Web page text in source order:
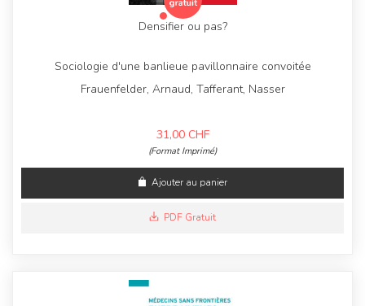
Densifier ou pas?
Sociologie d'une banlieue pavillonnaire convoitée
Frauenfelder, Arnaud, Tafferant, Nasser
31,00 CHF
(Format Imprimé)
Ajouter au panier
PDF Gratuit